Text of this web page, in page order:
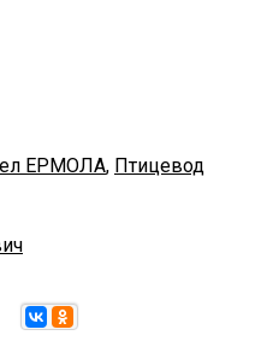
ЕРМОЛА, Птицевод